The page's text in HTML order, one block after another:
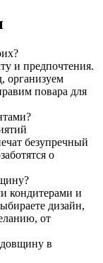
и предпочтения.
организуем
повара для
безупречный
о
кондитерами и
дизайн,
от
в